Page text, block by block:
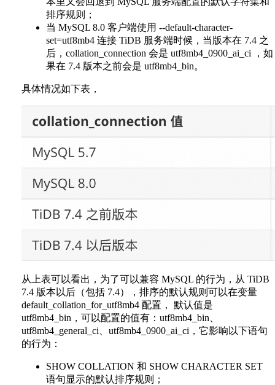
排序规则；
当 MySQL 8.0 客户端使用 --default-character-
set=utf8mb4 连接 TiDB 服务端时候，当版本在 7.4 之
后，collation_connection 会是 utf8mb4_0900_ai_ci ，如
果在 7.4 版本之前会是 utf8mb4_bin。
具体情况如下表，
从上表可以看出，为了可以兼容 MySQL 的行为，从 TiDB
7.4 版本以后（包括 7.4），排序的默认规则可以在变量
default_collation_for_utf8mb4 配置， 默认值是
utf8mb4_bin，可以配置的值有：utf8mb4_bin、
utf8mb4_general_ci、utf8mb4_0900_ai_ci，它影响以下语句
的行为：
SHOW COLLATION 和 SHOW CHARACTER SET
语句显示的默认排序规则；